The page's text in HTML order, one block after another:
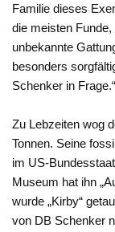
Familie dieses
die meisten
unbekannte
besonders
Schenker in Frage.“
Zu Lebzeiten wog
Tonnen. Seine
im US-
Museum hat ihn
wurde „Kirby“
von DB Schenker